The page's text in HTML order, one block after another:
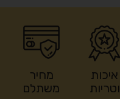
איכות
וטריות
מחיר
משתלם